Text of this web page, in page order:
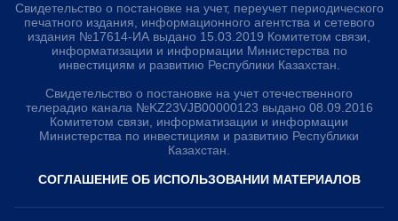
Свидетельство о постановке на учет, переучет периодического
печатного издания, информационного агентства и сетевого
издания №17614-ИА выдано 15.03.2019 Комитетом связи,
информатизации и информации Министерства по
инвестициям и развитию Республики Казахстан.
Свидетельство о постановке на учет отечественного
телерадио канала №KZ23VJB00000123 выдано 08.09.2016
Комитетом связи, информатизации и информации
Министерства по инвестициям и развитию Республики
Казахстан.
СОГЛАШЕНИЕ ОБ ИСПОЛЬЗОВАНИИ МАТЕРИАЛОВ